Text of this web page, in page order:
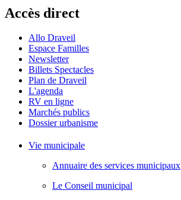
Accès direct
Allo Draveil
Espace Familles
Newsletter
Billets Spectacles
Plan de Draveil
L'agenda
RV en ligne
Marchés publics
Dossier urbanisme
Vie municipale
Annuaire des services municipaux
Le Conseil municipal